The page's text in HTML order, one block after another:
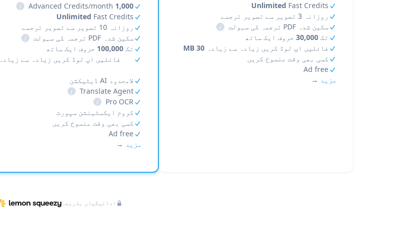
Unlimited Fast Credits
روزانہ 3 تصویر سے تصویر ترجمے
سکین شدہ PDF ترجمہ کی سہولت
i
تک 30,000 حروف ایک ساتھ
فائلیں اپ لوڈ کریں زیادہ سے زیادہ 30 MB
کسی بھی وقت منسوخ کریں
Ad free
مزید →
1,000
i
Unlimited Fast Credits
روزانہ 10 تصویر سے تصویر ترجمے
سکین شدہ PDF ترجمہ کی سہولت
i
تک100,000 حروف ایک ساتھ
فائلیں اپ لوڈ کریں زیادہ سے زیادہ
لامحدود AI ڈیٹیکشن
Translate Agent
i
Pro OCR
i
کروم ایکسٹینشن سپورٹ
کسی بھی وقت منسوخ کریں
Ad free
مزید →
ادائیگیاں بذریعہ